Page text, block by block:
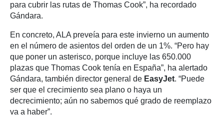
para cubrir las rutas de Thomas Cook”, ha recordado
Gándara.
En concreto, ALA preveía para este invierno un aumento
en el número de asientos del orden de un 1%. “Pero hay
que poner un asterisco, porque incluye las 650.000
plazas que Thomas Cook tenía en España”, ha alertado
Gándara, también director general de EasyJet. “Puede
ser que el crecimiento sea plano o haya un
decrecimiento; aún no sabemos qué grado de reemplazo
va a haber”.